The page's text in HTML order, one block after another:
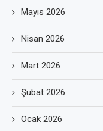
Mayıs 2026
Nisan 2026
Mart 2026
Şubat 2026
Ocak 2026